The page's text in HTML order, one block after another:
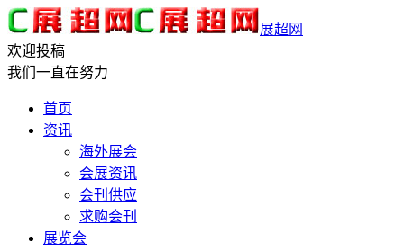
展超网
欢迎投稿
我们一直在努力
首页
资讯
海外展会
会展资讯
会刊供应
求购会刊
展览会